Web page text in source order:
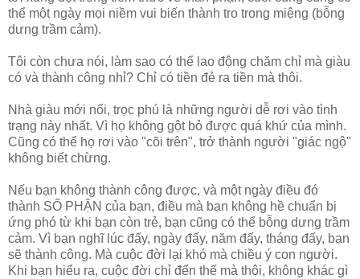
thể một ngày mọi niềm vui biến thành tro trong miệng (bỗng
dưng trầm cảm).
Tôi còn chưa nói, làm sao có thể lao động chăm chỉ mà giàu
có và thành công nhỉ? Chỉ có tiền đẻ ra tiền mà thôi.
Nhà giàu mới nổi, trọc phú là những người dễ rơi vào tình
trạng này nhất. Vì họ không gột bỏ được quá khứ của mình.
Cũng có thể họ rơi vào "cõi trên", trở thành người "giác ngộ"
không biết chừng.
Nếu bạn không thành công được, và một ngày điều đó
thành SỐ PHẬN của bạn, điều mà bạn không hề chuẩn bị
ứng phó từ khi bạn còn trẻ, bạn cũng có thể bỗng dưng trầm
cảm. Vì bạn nghĩ lúc đấy, ngày đấy, năm đấy, tháng đấy, bạn
sẽ thành công. Mà cuộc đời lại khó mà chiều ý con người.
Khi bạn hiểu ra, cuộc đời chỉ đến thế mà thôi, không khác gì